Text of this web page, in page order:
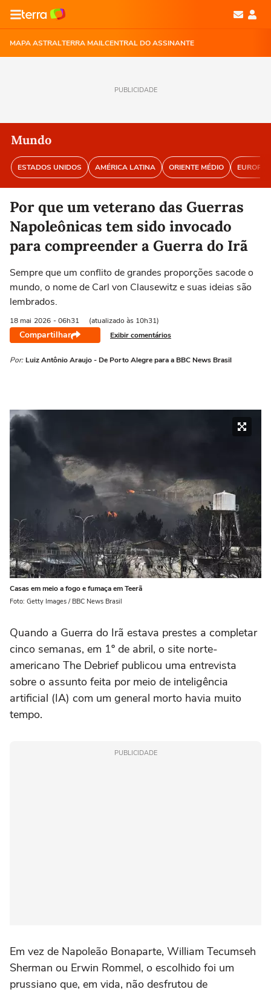
MAPA ASTRALTERRA MAILCENTRAL DO ASSINANTE
PUBLICIDADE
Mundo
ESTADOS UNIDOS AMÉRICA LATINA ORIENTE MÉDIO EUROPA
Por que um veterano das Guerras
Napoleônicas tem sido invocado
para compreender a Guerra do Irã
Sempre que um conflito de grandes proporções sacode o
mundo, o nome de Carl von Clausewitz e suas ideias são
lembrados.
18 mai 2026 - 06h31 (atualizado às 10h31)
Compartilhar Exibir comentários
Por: Luiz Antônio Araujo - De Porto Alegre para a BBC News Brasil
Casas em meio a fogo e fumaça em Teerã
Foto: Getty Images / BBC News Brasil
Quando a Guerra do Irã estava prestes a completar
cinco semanas, em 1º de abril, o site norte-
americano The Debrief publicou uma entrevista
sobre o assunto feita por meio de inteligência
artificial (IA) com um general morto havia muito
tempo.
PUBLICIDADE
Em vez de Napoleão Bonaparte, William Tecumseh
Sherman ou Erwin Rommel, o escolhido foi um
prussiano que, em vida, não desfrutou de